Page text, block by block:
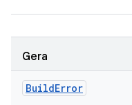
Gera
BuildError